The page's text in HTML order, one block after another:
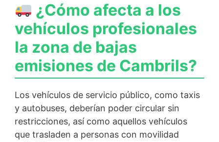
¿Cómo afecta a los
vehículos profesionales
la zona de bajas
emisiones de Cambrils?
Los vehículos de servicio público, como taxis
y autobuses, deberían poder circular sin
restricciones, así como aquellos vehículos
que trasladen a personas con movilidad